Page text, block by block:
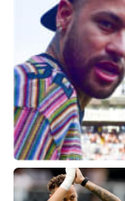
Hry
Cool Esport
Pořady
TV Program